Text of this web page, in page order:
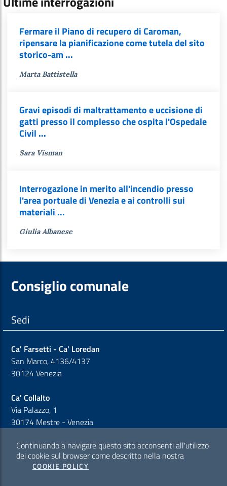
Fermare il Piano di recupero di Caroman,
ripensare la pianificazione come tutela del sito
storico-am ...
Marta Battistella
Gravi episodi di maltrattamento e uccisione di
gatti presso il complesso che ospita l'Ospedale
Civil ...
Sara Visman
Interrogazione in merito all'incendio presso
l'area portuale di Venezia e ai controlli sui
materiali ...
Giulia Albanese
Consiglio comunale
Sedi
Ca' Farsetti - Ca' Loredan
San Marco, 4136/4137
30124 Venezia
Ca' Collalto
Via Palazzo, 1
30174 Mestre - Venezia
Sezione Link Policy
Cookie policy
Continuando a navigare questo sito acconsenti all'utilizzo
dei cookie sul browser come descritto nella nostra
COOKIE POLICY